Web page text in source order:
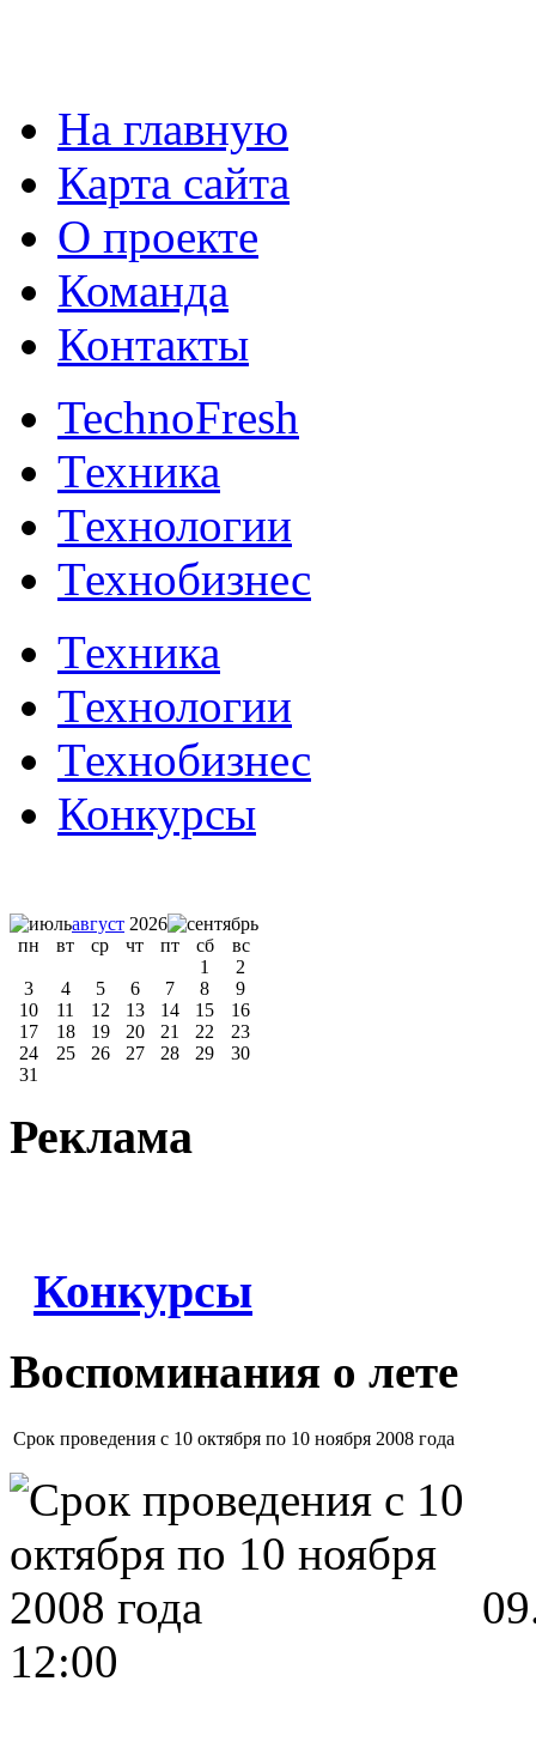
На главную
Карта сайта
О проекте
Команда
Контакты
TechnoFresh
Техника
Технологии
Технобизнес
Техника
Технологии
Технобизнес
Конкурсы
август 2026
пн
вт ср чт пт сб
вс
1
2
3
4 5 6 7 8
9
10
11 12 13 14 15
16
17
18 19 20 21 22
23
24
25 26 27 28 29
30
31
Реклама
Конкурсы
Воспоминания о лете
Срок проведения с 10 октября по 10 ноября 2008 года
12:00